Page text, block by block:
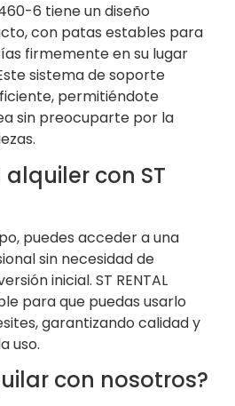
6 tiene un diseño
con patas estables para
firmemente en su lugar
sistema de soporte
permitiéndote
sin preocuparte por la
con ST
puedes acceder a una
sin necesidad de
inicial. ST RENTAL
para que puedas usarlo
garantizando calidad y
uso.
con nosotros?